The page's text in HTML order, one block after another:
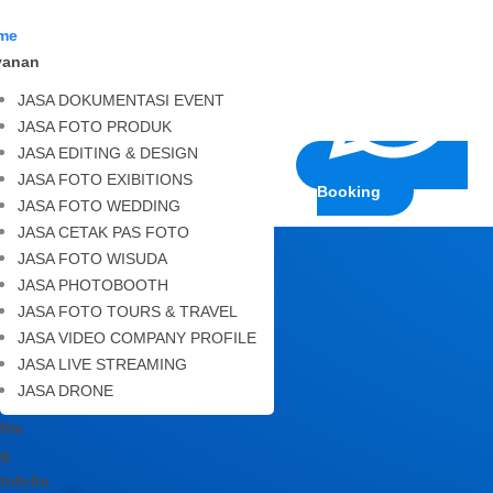
JASA DOKUMENTASI EVENT
JASA FOTO PRODUK
JASA EDITING & DESIGN
JASA FOTO EXIBITIONS
JASA FOTO WEDDING
JASA CETAK PAS FOTO
JASA FOTO WISUDA
JASA PHOTOBOOTH
JASA FOTO TOURS & TRAVEL
JASA VIDEO COMPANY PROFILE
JASA LIVE STREAMING
JASA DRONE
Booking